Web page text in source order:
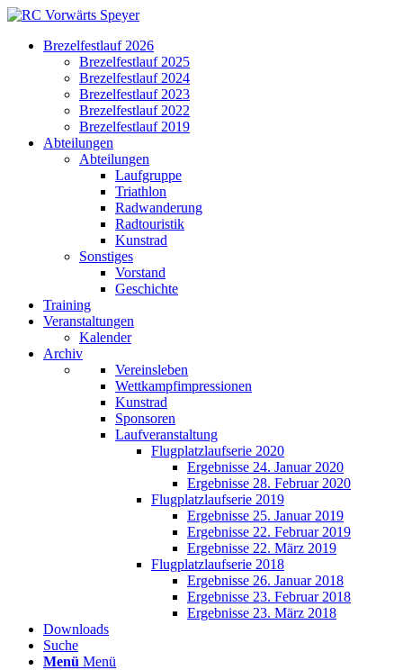
Brezelfestlauf 2026
Brezelfestlauf 2025
Brezelfestlauf 2024
Brezelfestlauf 2023
Brezelfestlauf 2022
Brezelfestlauf 2019
Abteilungen
Abteilungen
Laufgruppe
Triathlon
Radwanderung
Radtouristik
Kunstrad
Sonstiges
Vorstand
Geschichte
Training
Veranstaltungen
Kalender
Archiv
Vereinsleben
Wettkampfimpressionen
Kunstrad
Sponsoren
Laufveranstaltung
Flugplatzlaufserie 2020
Ergebnisse 24. Januar 2020
Ergebnisse 28. Februar 2020
Flugplatzlaufserie 2019
Ergebnisse 25. Januar 2019
Ergebnisse 22. Februar 2019
Ergebnisse 22. März 2019
Flugplatzlaufserie 2018
Ergebnisse 26. Januar 2018
Ergebnisse 23. Februar 2018
Ergebnisse 23. März 2018
Downloads
Suche
Menü Menü